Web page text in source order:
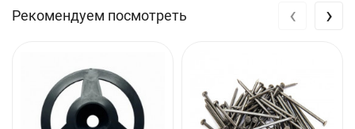
Рекомендуем посмотреть ‹ ›